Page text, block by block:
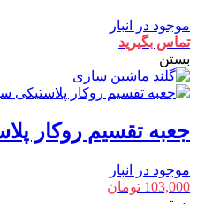
موجود در انبار
تماس بگیرید
بستن
جعبه تقسیم روکار
موجود در انبار
103,000 تومان